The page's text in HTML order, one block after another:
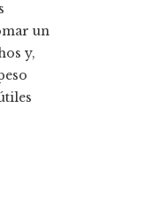
un
y,